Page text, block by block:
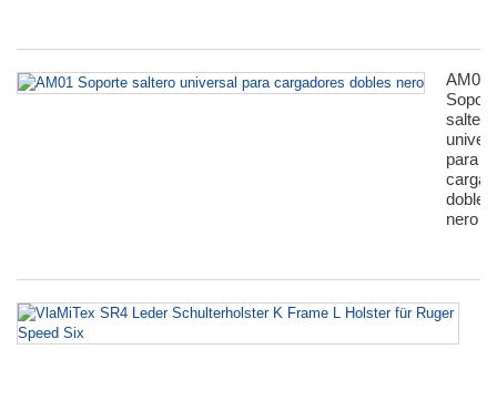
AM01
saltero
para
dobles
nero